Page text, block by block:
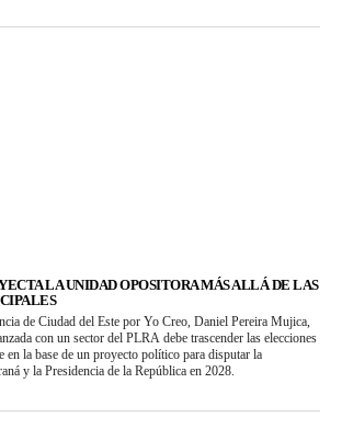
LA UNIDAD OPOSITORA MÁS ALLÁ DE LAS
de Ciudad del Este por Yo Creo, Daniel Pereira Mujica,
con un sector del PLRA debe trascender las elecciones
en la base de un proyecto político para disputar la
y la Presidencia de la República en 2028.